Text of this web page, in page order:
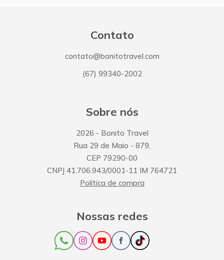
Contato
contato@bonitotravel.com
(67) 99340-2002
Sobre nós
2026 - Bonito Travel
Rua 29 de Maio - 879
CEP 79290-00
CNPJ 41.706.943/0001-11 IM 764721
Política de compra
Nossas redes